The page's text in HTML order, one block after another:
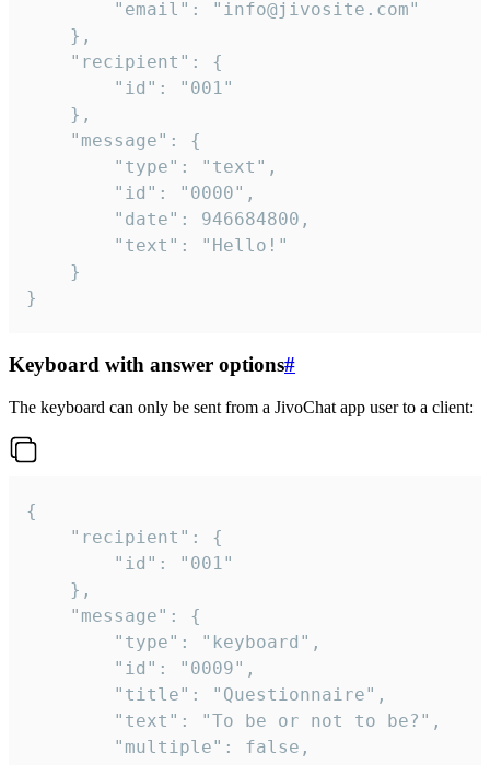
}
Keyboard with answer options#
The keyboard can only be sent from a JivoChat app user to a client:
{